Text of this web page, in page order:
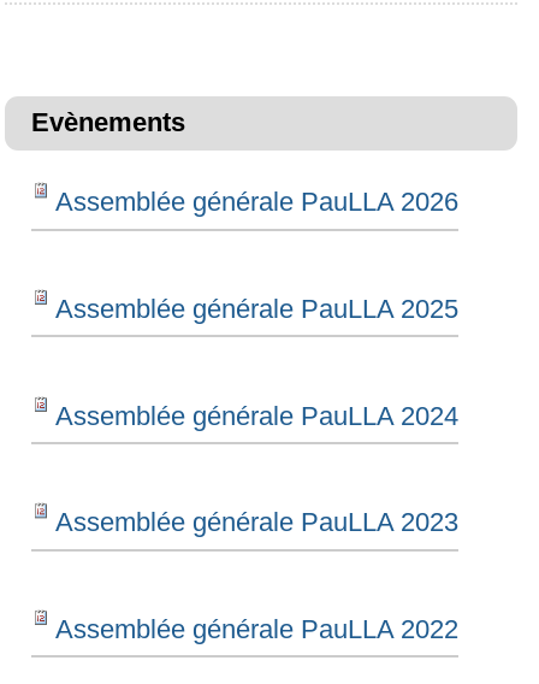
Evènements
Assemblée générale PauLLA 2026
Assemblée générale PauLLA 2025
Assemblée générale PauLLA 2024
Assemblée générale PauLLA 2023
Assemblée générale PauLLA 2022